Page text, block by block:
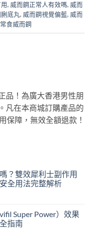
, 威而鋼正常人有效嗎, 威而
底丸, 威而鋼視覺偏藍, 威而
食威而鋼
品！為廣大香港男性朋
凡在本商城訂購產品的
保障，無效全額退款！
？雙效犀利士副作用
全用法完整解析
Super Power）效果
指南